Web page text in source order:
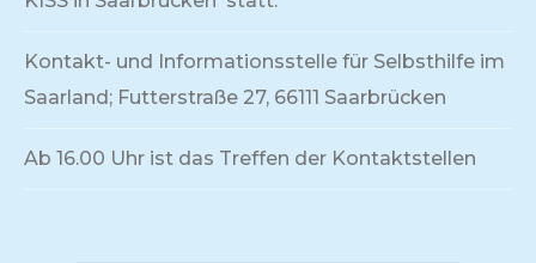
Kontakt- und Informationsstelle für Selbsthilfe im
Saarland; Futterstraße 27, 66111 Saarbrücken
Ab 16.00 Uhr ist das Treffen der Kontaktstellen